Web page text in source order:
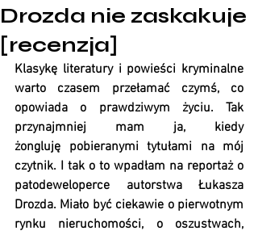
Drozda nie zaskakuje
[recenzja]
Klasykę literatury i powieści kryminalne
warto czasem przełamać czymś, co
opowiada o prawdziwym życiu. Tak
przynajmniej mam ja, kiedy
żongluję pobieranymi tytułami na mój
czytnik. I tak o to wpadłam na reportaż o
patodeweloperce autorstwa Łukasza
Drozda. Miało być ciekawie o pierwotnym
rynku nieruchomości, o oszustwach,